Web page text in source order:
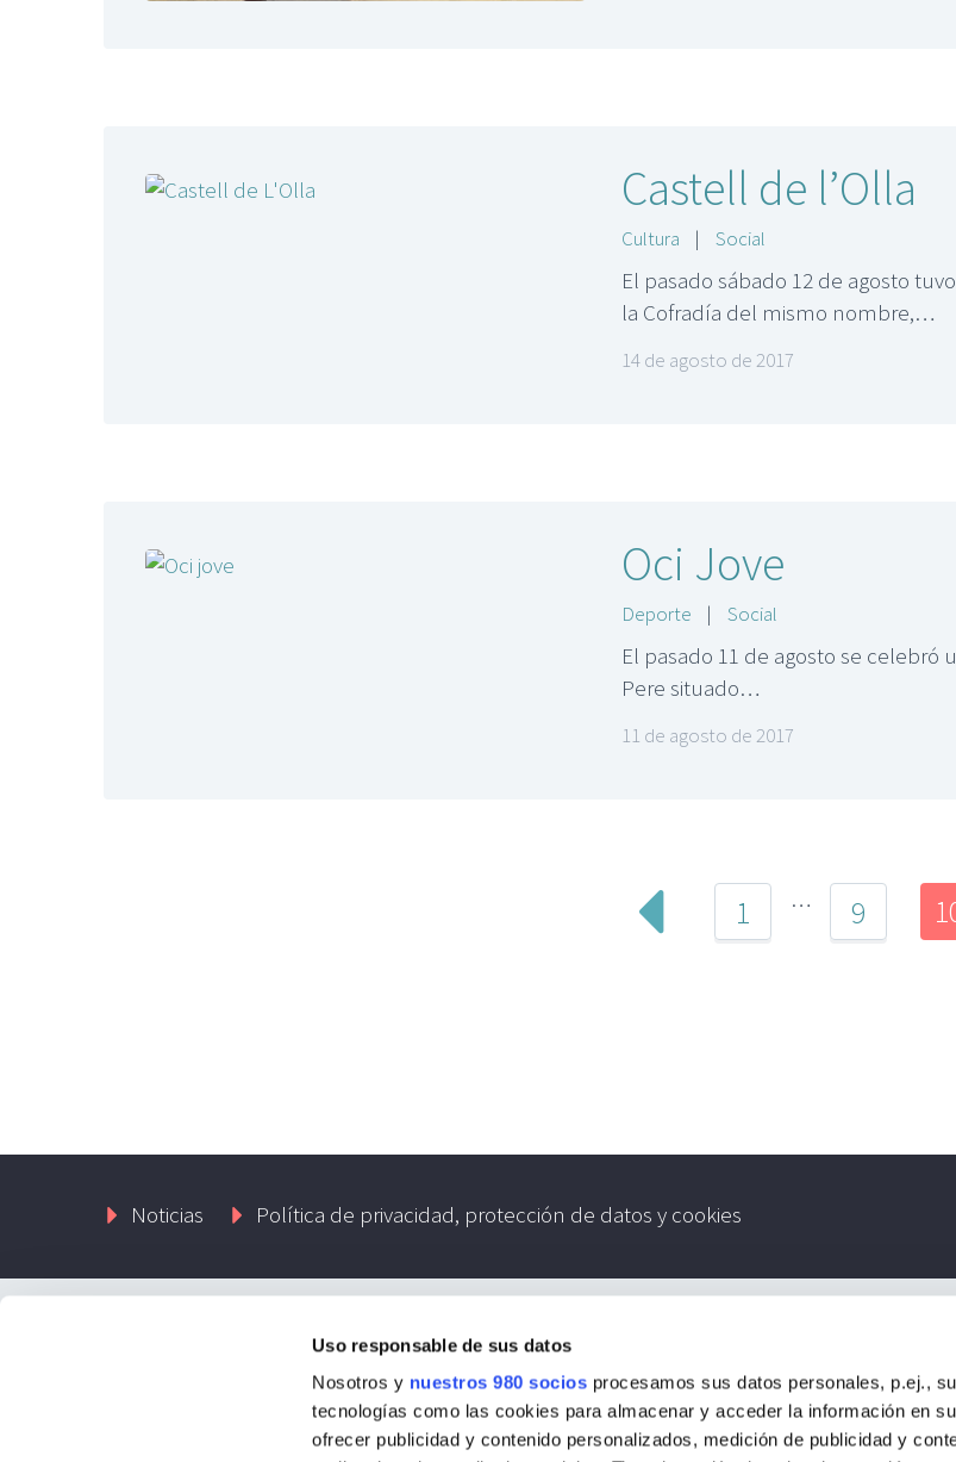
Uso responsable de sus datos
Nosotros y nuestros 980 socios procesamos sus datos personales, p.ej.,
tecnologías como las cookies para almacenar y acceder la información en
ofrecer publicidad y contenido personalizados, medición de publicidad y
Castell de l’Olla
Cultura | Social
El pasado sábado 12 de agosto
la Cofradía del mismo nombre,…
14 de agosto de 2017
Oci Jove
Deporte | Social
El pasado 11 de agosto se celebró
Pere situado…
11 de agosto de 2017
1 … 9
Noticias Política de privacidad, protección de datos y cookies
Passatge Llaurador, 1-1º 03590 Altea